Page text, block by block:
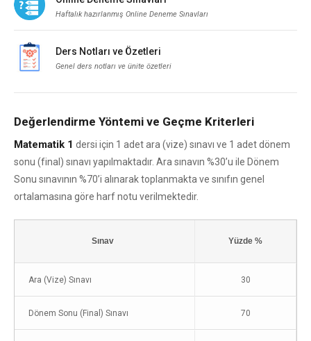
Haftalık hazırlanmış Online Deneme Sınavları
Ders Notları ve Özetleri
Genel ders notları ve ünite özetleri
Değerlendirme Yöntemi ve Geçme Kriterleri
Matematik 1 dersi için 1 adet ara (vize) sınavı ve 1 adet dönem
sonu (final) sınavı yapılmaktadır. Ara sınavın %30’u ile Dönem
Sonu sınavının %70’i alınarak toplanmakta ve sınıfın genel
ortalamasına göre harf notu verilmektedir.
Sınav Yüzde %
Ara (Vize) Sınavı 30
Dönem Sonu (Final) Sınavı 70